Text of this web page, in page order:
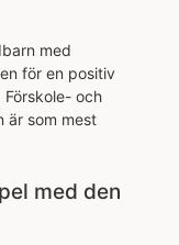
med
för en positiv
och
är som mest
med den